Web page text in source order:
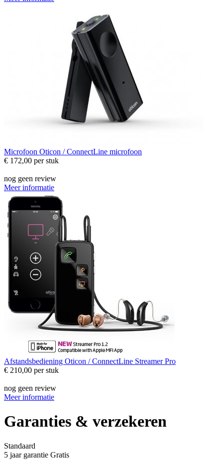
Microfoon Oticon / ConnectLine microfoon
€ 172,00 per stuk
nog geen review
Meer informatie
Afstandsbediening Oticon / ConnectLine Streamer Pro
€ 210,00 per stuk
nog geen review
Meer informatie
Garanties & verzekeren
Standaard
5 jaar garantie Gratis